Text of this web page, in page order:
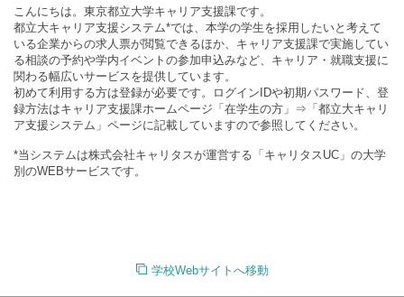
こんにちは。東京都立大学キャリア支援課です。
都立大キャリア支援システム*では、本学の学生を採用したいと考えて
いる企業からの求人票が閲覧できるほか、キャリア支援課で実施してい
る相談の予約や学内イベントの参加申込みなど、キャリア・就職支援に
関わる幅広いサービスを提供しています。
初めて利用する方は登録が必要です。ログインIDや初期パスワード、登
録方法はキャリア支援課ホームページ「在学生の方」⇒「都立大キャリ
ア支援システム」ページに記載していますので参照してください。
*当システムは株式会社キャリタスが運営する「キャリタスUC」の大学
別のWEBサービスです。
学校Webサイトへ移動